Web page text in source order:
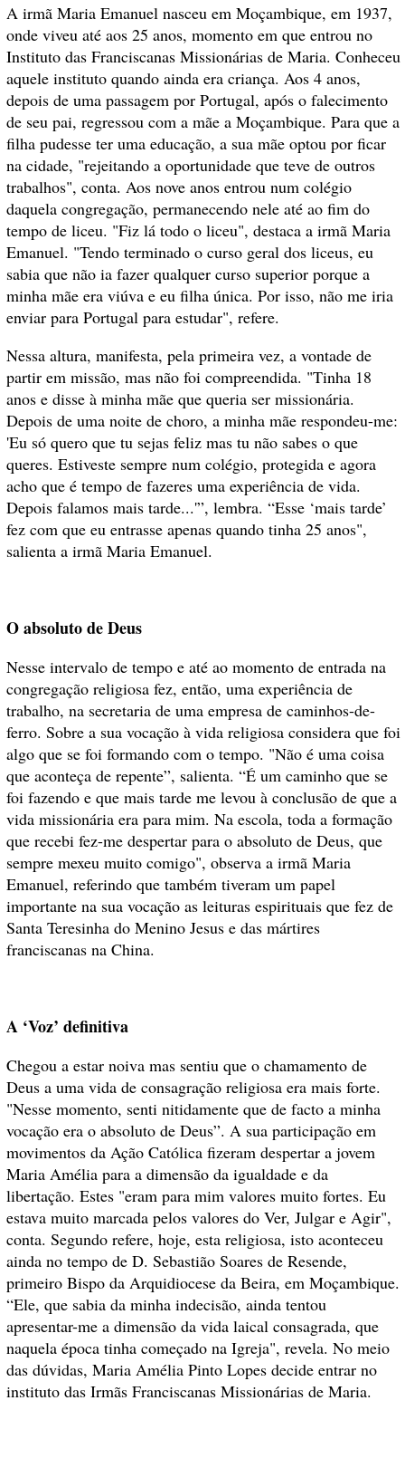
A irmã Maria Emanuel nasceu em Moçambique, em 1937,
onde viveu até aos 25 anos, momento em que entrou no
Instituto das Franciscanas Missionárias de Maria. Conheceu
aquele instituto quando ainda era criança. Aos 4 anos,
depois de uma passagem por Portugal, após o falecimento
de seu pai, regressou com a mãe a Moçambique. Para que a
filha pudesse ter uma educação, a sua mãe optou por ficar
na cidade, "rejeitando a oportunidade que teve de outros
trabalhos", conta. Aos nove anos entrou num colégio
daquela congregação, permanecendo nele até ao fim do
tempo de liceu. "Fiz lá todo o liceu", destaca a irmã Maria
Emanuel. "Tendo terminado o curso geral dos liceus, eu
sabia que não ia fazer qualquer curso superior porque a
minha mãe era viúva e eu filha única. Por isso, não me iria
enviar para Portugal para estudar", refere.
Nessa altura, manifesta, pela primeira vez, a vontade de
partir em missão, mas não foi compreendida. "Tinha 18
anos e disse à minha mãe que queria ser missionária.
Depois de uma noite de choro, a minha mãe respondeu-me:
'Eu só quero que tu sejas feliz mas tu não sabes o que
queres. Estiveste sempre num colégio, protegida e agora
acho que é tempo de fazeres uma experiência de vida.
Depois falamos mais tarde...'”, lembra. “Esse ‘mais tarde’
fez com que eu entrasse apenas quando tinha 25 anos",
salienta a irmã Maria Emanuel.
O absoluto de Deus
Nesse intervalo de tempo e até ao momento de entrada na
congregação religiosa fez, então, uma experiência de
trabalho, na secretaria de uma empresa de caminhos-de-
ferro. Sobre a sua vocação à vida religiosa considera que foi
algo que se foi formando com o tempo. "Não é uma coisa
que aconteça de repente”, salienta. “É um caminho que se
foi fazendo e que mais tarde me levou à conclusão de que a
vida missionária era para mim. Na escola, toda a formação
que recebi fez-me despertar para o absoluto de Deus, que
sempre mexeu muito comigo", observa a irmã Maria
Emanuel, referindo que também tiveram um papel
importante na sua vocação as leituras espirituais que fez de
Santa Teresinha do Menino Jesus e das mártires
franciscanas na China.
A ‘Voz’ definitiva
Chegou a estar noiva mas sentiu que o chamamento de
Deus a uma vida de consagração religiosa era mais forte.
"Nesse momento, senti nitidamente que de facto a minha
vocação era o absoluto de Deus”. A sua participação em
movimentos da Ação Católica fizeram despertar a jovem
Maria Amélia para a dimensão da igualdade e da
libertação. Estes "eram para mim valores muito fortes. Eu
estava muito marcada pelos valores do Ver, Julgar e Agir",
conta. Segundo refere, hoje, esta religiosa, isto aconteceu
ainda no tempo de D. Sebastião Soares de Resende,
primeiro Bispo da Arquidiocese da Beira, em Moçambique.
“Ele, que sabia da minha indecisão, ainda tentou
apresentar-me a dimensão da vida laical consagrada, que
naquela época tinha começado na Igreja", revela. No meio
das dúvidas, Maria Amélia Pinto Lopes decide entrar no
instituto das Irmãs Franciscanas Missionárias de Maria.